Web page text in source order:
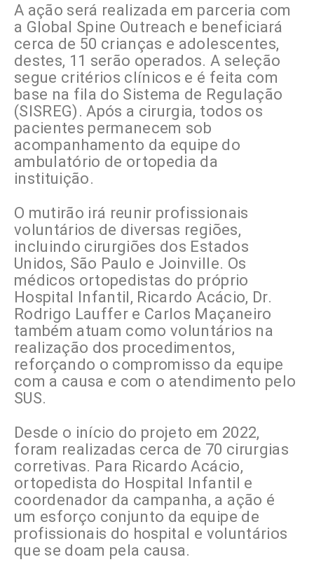
A ação será realizada em parceria com
a Global Spine Outreach e beneficiará
cerca de 50 crianças e adolescentes,
destes, 11 serão operados. A seleção
segue critérios clínicos e é feita com
base na fila do Sistema de Regulação
(SISREG). Após a cirurgia, todos os
pacientes permanecem sob
acompanhamento da equipe do
ambulatório de ortopedia da
instituição.
O mutirão irá reunir profissionais
voluntários de diversas regiões,
incluindo cirurgiões dos Estados
Unidos, São Paulo e Joinville. Os
médicos ortopedistas do próprio
Hospital Infantil, Ricardo Acácio, Dr.
Rodrigo Lauffer e Carlos Maçaneiro
também atuam como voluntários na
realização dos procedimentos,
reforçando o compromisso da equipe
com a causa e com o atendimento pelo
SUS.
Desde o início do projeto em 2022,
foram realizadas cerca de 70 cirurgias
corretivas. Para Ricardo Acácio,
ortopedista do Hospital Infantil e
coordenador da campanha, a ação é
um esforço conjunto da equipe de
profissionais do hospital e voluntários
que se doam pela causa.